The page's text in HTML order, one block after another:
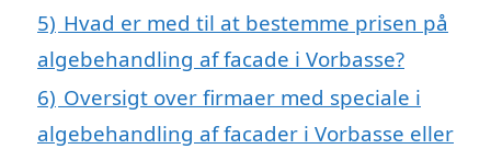
5) Hvad er med til at bestemme prisen på
algebehandling af facade i Vorbasse?
6) Oversigt over firmaer med speciale i
algebehandling af facader i Vorbasse eller